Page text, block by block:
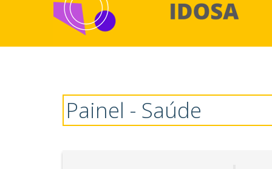
Painel - Saúde -
Painel - Saúde